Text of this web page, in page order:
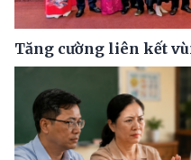
Tăng cường liên kết